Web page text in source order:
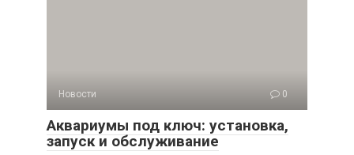
Новости 0
Аквариумы под ключ: установка,
запуск и обслуживание